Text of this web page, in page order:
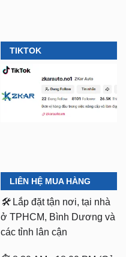
TIKTOK
LIÊN HỆ MUA HÀNG
🛠️ Lắp đặt tận nơi, tại nhà
ở TPHCM, Bình Dương và
các tỉnh lân cận